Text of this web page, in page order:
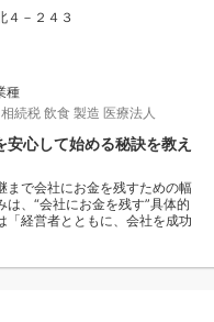
４－２４３
種
相続税 飲食 製造 医療法人
心して始める秘訣を教え
まで会社にお金を残すための幅
、“会社にお金を残す”具体的
「経営者とともに、会社を成功